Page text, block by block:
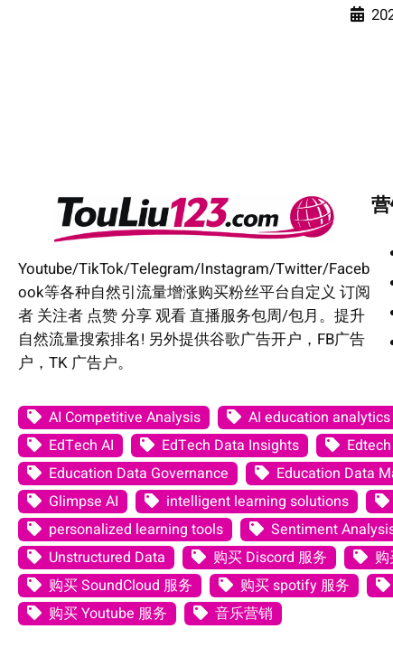
Youtube/TikTok/Telegram/Instagram/Twitter/Faceb
ook等各种自然引流量增涨购买粉丝平台自定义 订阅
者 关注者 点赞 分享 观看 直播服务包周/包月。提升
自然流量搜索排名! 另外提供谷歌广告开户，FB广告
户，TK 广告户。
AI Competitive Analysis AI education analytics
EdTech AI
EdTech Data Insights
Education Data Governance
Education Data
Glimpse AI
intelligent learning solutions
personalized learning tools
Sentiment
Unstructured Data
购买 Discord 服务
购买 SoundCloud 服务
购买 spotify 服务
购买 Youtube 服务
音乐营销